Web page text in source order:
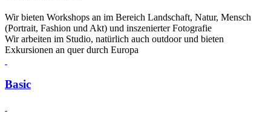
Wir bieten Workshops an im Bereich Landschaft, Natur, Mensch
(Portrait, Fashion und Akt) und inszenierter Fotografie
Wir arbeiten im Studio, natürlich auch outdoor und bieten
Exkursionen an quer durch Europa
Basic